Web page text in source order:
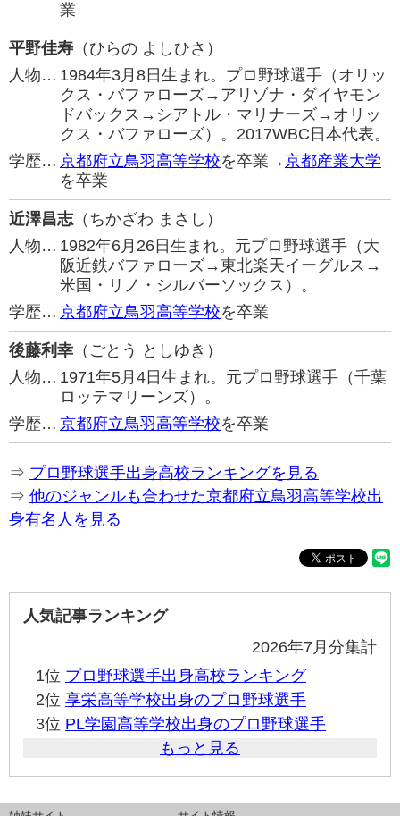
業
平野佳寿 （ひらの よしひさ）
人物… 1984年3月8日生まれ。プロ野球選手（オリッ
クス・バファローズ→アリゾナ・ダイヤモン
ドバックス→シアトル・マリナーズ→オリッ
クス・バファローズ）。2017WBC日本代表。
学歴… 京都府立鳥羽高等学校を卒業→京都産業大学
を卒業
近澤昌志（ちかざわ まさし）
人物… 1982年6月26日生まれ。元プロ野球選手（大
阪近鉄バファローズ→東北楽天イーグルス→
米国・リノ・シルバーソックス）。
学歴… 京都府立鳥羽高等学校を卒業
後藤利幸 （ごとう としゆき）
人物… 1971年5月4日生まれ。元プロ野球選手（千葉
ロッテマリーンズ）。
学歴… 京都府立鳥羽高等学校を卒業
⇒ プロ野球選手出身高校ランキングを見る
⇒ 他のジャンルも合わせた京都府立鳥羽高等学校出
身有名人を見る
人気記事ランキング
2026年7月分集計
1位 プロ野球選手出身高校ランキング
2位 享栄高等学校出身のプロ野球選手
3位 PL学園高等学校出身のプロ野球選手
もっと見る